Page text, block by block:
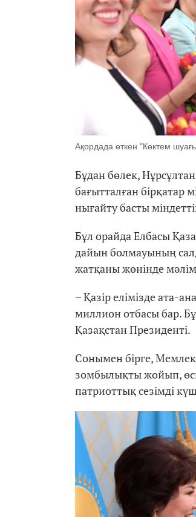
Ақордада өткен "Көктем
Бұдан бөлек, Нұрсұлтан
бағытталған бірқатар
нығайту басты
Бұл орайда Елбасы
дайын болмауының
жатқаны жөнінде
– Қазір елімізде ата-
миллион отбасы бар.
Қазақстан Президенті.
Сонымен бірге,
зомбылықты жойып,
патриоттық сезімді